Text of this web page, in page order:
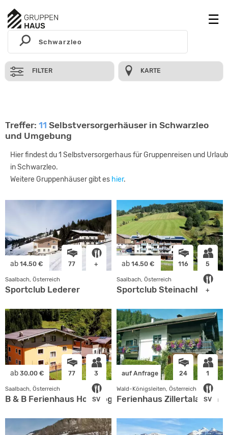
FILTER KARTE
Treffer: 11 Selbstversorgerhäuser in Schwarzleo
und Umgebung
Hier findest du 1 Selbstversorgerhaus für Gruppenreisen und Urlaub
in Schwarzleo.
Weitere Gruppenhäuser gibt es hier.
ab 14.50 € 77 +
Saalbach, Österreich
Sportclub Lederer
ab 14.50 € 116 5
+
Saalbach, Österreich
Sportclub Steinachhof
ab 30.00 € 77 3
SV
Saalbach, Österreich
B & B Ferienhaus Hochkogel
auf Anfrage 24 1
SV
Wald-Königsleiten, Österreich
Ferienhaus Zillertalarena